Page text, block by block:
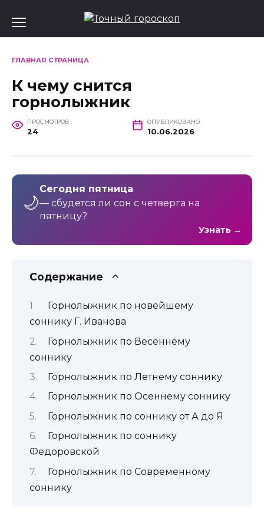
содержанию
ГЛАВНАЯ СТРАНИЦА
К чему снится
горнолыжник
ПРОСМОТРОВ
24
ОПУБЛИКОВАНО
10.06.2026
🌙
Сегодня пятница
— сбудется ли сон с четверга на
пятницу?
Узнать →
Содержание
Горнолыжник по новейшему
соннику Г. Иванова
Горнолыжник по Весеннему
соннику
Горнолыжник по Летнему соннику
Горнолыжник по Осеннему соннику
Горнолыжник по соннику от А до Я
Горнолыжник по соннику
Федоровской
Горнолыжник по Современному
соннику